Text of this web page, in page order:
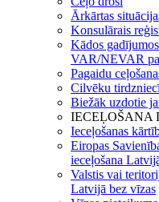
Ārkārtas
Konsulārais
Kādos
VAR/NEVAR
Pagaidu
Cilvēku
Biežāk uzdotie
IECEĻOŠANA
Ieceļošanas
Eiropas
ieceļošana
Valstis vai
Latvijā bez vīzas